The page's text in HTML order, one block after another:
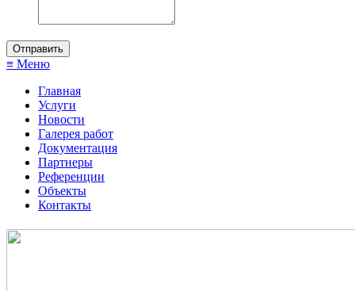
≡ Меню
Главная
Услуги
Новости
Галерея работ
Документация
Партнеры
Референции
Объекты
Контакты